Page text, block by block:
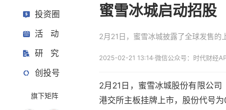
投资圈
活 动
研 究
创投号
旗下矩阵
蜜雪冰城启动招股
2月21日，蜜雪冰城披露了全球发售的
2025-02-21 13:14·微信公众号：时代财经
2月21日，蜜雪冰城股份有限公
港交所主板挂牌上市，股份代号为